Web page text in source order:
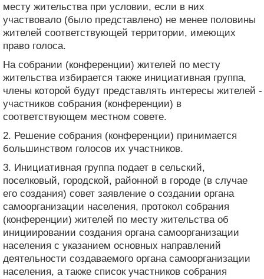
месту жительства при условии, если в них
участвовало (было представлено) не менее половины
жителей соответствующей территории, имеющих
право голоса.
На собрании (конференции) жителей по месту
жительства избирается также инициативная группа,
члены которой будут представлять интересы жителей -
участников собрания (конференции) в
соответствующем местном совете.
2. Решение собрания (конференции) принимается
большинством голосов их участников.
3. Инициативная группа подает в сельский,
поселковый, городской, районной в городе (в случае
его создания) совет заявление о создании органа
самоорганизации населения, протокол собрания
(конференции) жителей по месту жительства об
инициировании создания органа самоорганизации
населения с указанием основных направлений
деятельности создаваемого органа самоорганизации
населения, а также список участников собрания